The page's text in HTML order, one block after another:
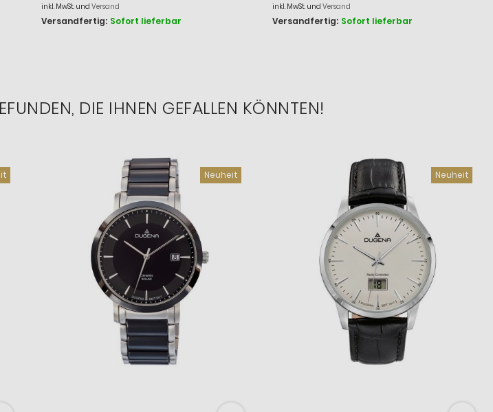
inkl. MwSt. und Versand
Versandfertig: Sofort lieferbar
inkl. MwSt. und Versand
Versandfertig: Sofort lieferbar
DIE IHNEN GEFALLEN KÖNNTEN!
Neuheit Neuheit